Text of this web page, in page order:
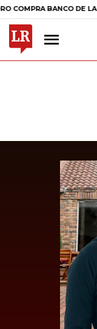
BANCO DE LA